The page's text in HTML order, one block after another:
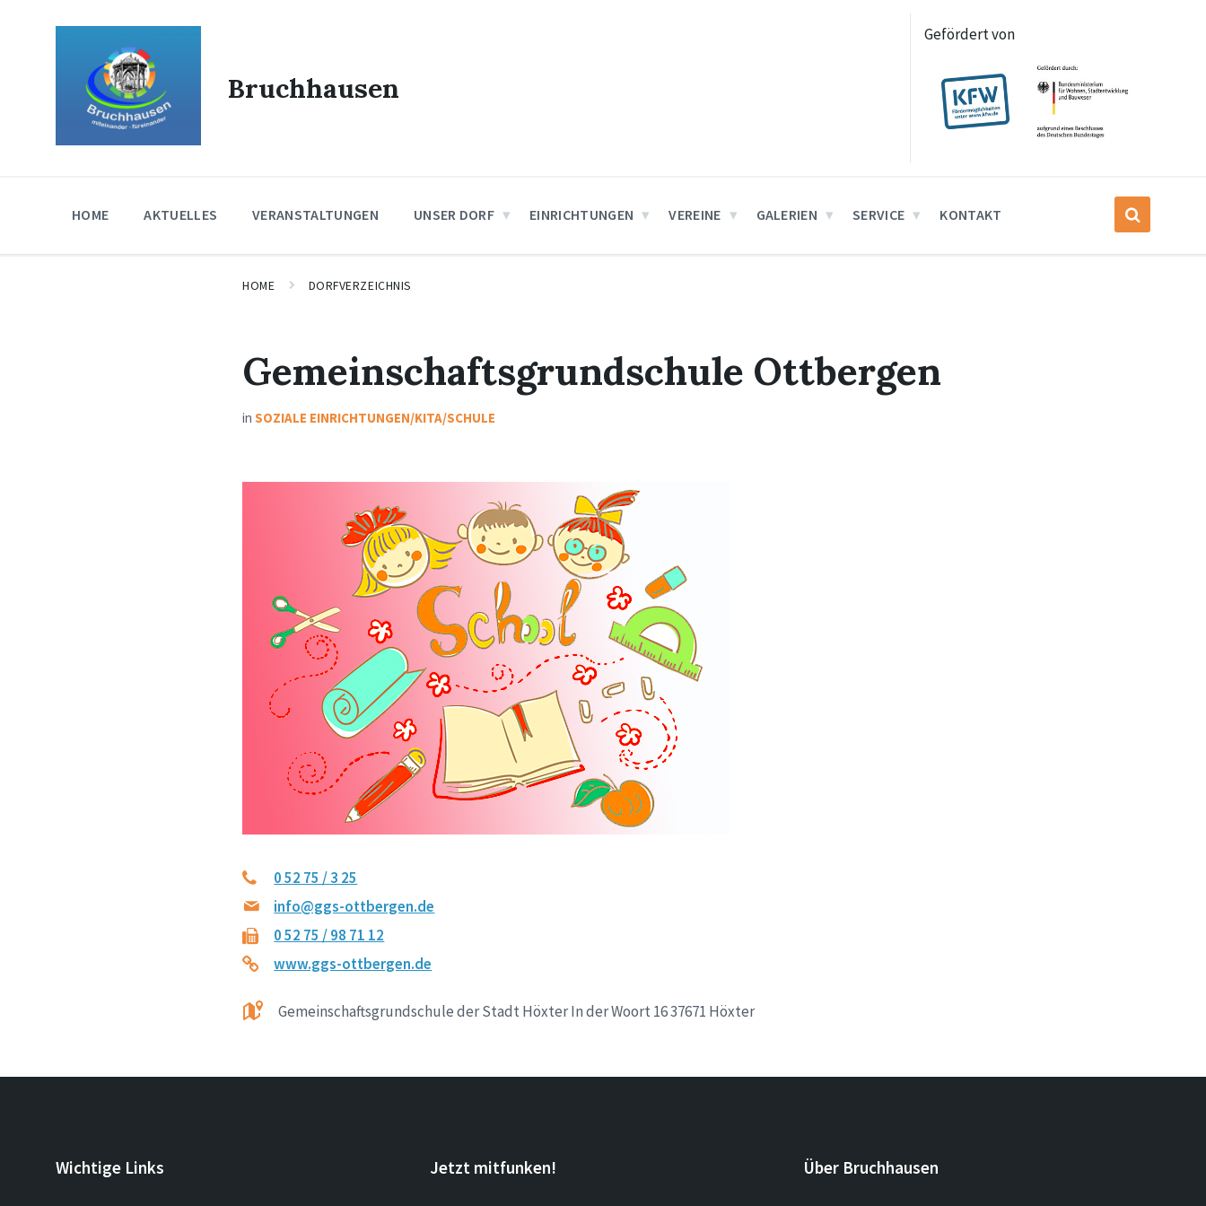
Bruchhausen
Gefördert von
HOME AKTUELLES VERANSTALTUNGEN UNSER DORF EINRICHTUNGEN VEREINE GALERIEN SERVICE KONTAKT
HOME DORFVERZEICHNIS
Gemeinschaftsgrundschule Ottbergen
inSOZIALE EINRICHTUNGEN/KITA/SCHULE
0 52 75 / 3 25
info@ggs-ottbergen.de
0 52 75 / 98 71 12
www.ggs-ottbergen.de
Gemeinschaftsgrundschule der Stadt Höxter In der Woort 16 37671 Höxter
Wichtige Links Jetzt mitfunken! Über Bruchhausen